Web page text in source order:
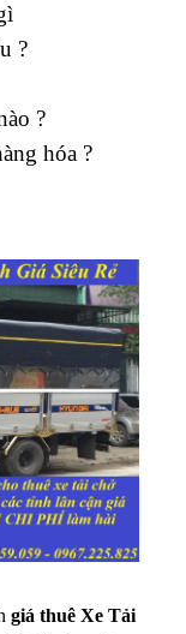
?
?
hóa ?
giá thuê Xe Tải